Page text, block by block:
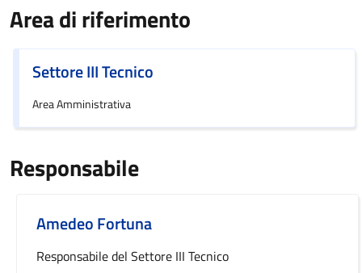
Area di riferimento
Settore III Tecnico
Area Amministrativa
Responsabile
Amedeo Fortuna
Responsabile del Settore III Tecnico